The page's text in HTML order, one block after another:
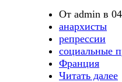
От admin в
анархисты
репрессии
социальные
Франция
Читать далее